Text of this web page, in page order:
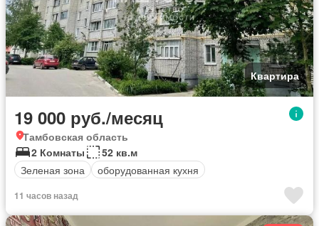
Квартира
19 000 руб./месяц
Тамбовская область
2 Комнаты
52 кв.м
Зеленая зона
оборудованная кухня
11 часов назад